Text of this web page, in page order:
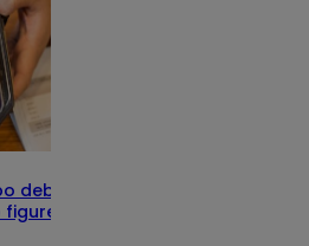
debe pasar
en su